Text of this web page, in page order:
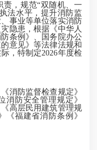
，规范“双随机、一
法水平，提升消防监
事业等单位落实消防
隐患，根据《中华人
条例》、国务院办公
意见》等法律法规和
，特制定2026年度检
防监督检查规定》
消防安全管理规定》
《高层民用建筑管理规
《福建省消防条例》